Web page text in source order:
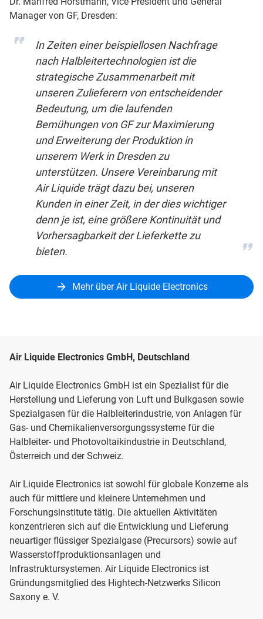
Manager von GF, Dresden:
In Zeiten einer beispiellosen Nachfrage
nach Halbleitertechnologien ist die
strategische Zusammenarbeit mit
unseren Zulieferern von entscheidender
Bedeutung, um die laufenden
Bemühungen von GF zur Maximierung
und Erweiterung der Produktion in
unserem Werk in Dresden zu
unterstützen. Unsere Vereinbarung mit
Air Liquide trägt dazu bei, unseren
Kunden in einer Zeit, in der dies wichtiger
denn je ist, eine größere Kontinuität und
Vorhersagbarkeit der Lieferkette zu
bieten.
Mehr über Air Liquide Electronics
Air Liquide Electronics GmbH, Deutschland
Air Liquide Electronics GmbH ist ein Spezialist für die
Herstellung und Lieferung von Luft und Bulkgasen sowie
Spezialgasen für die Halbleiterindustrie, von Anlagen für
Gas- und Chemikalienversorgungssysteme für die
Halbleiter- und Photovoltaikindustrie in Deutschland,
Österreich und der Schweiz.
Air Liquide Electronics ist sowohl für globale Konzerne als
auch für mittlere und kleinere Unternehmen und
Forschungsinstitute tätig. Die aktuellen Aktivitäten
konzentrieren sich auf die Entwicklung und Lieferung
neuartiger flüssiger Spezialgase (Precursors) sowie auf
Wasserstoffproduktionsanlagen und
Infrastruktursystemen. Air Liquide Electronics ist
Gründungsmitglied des Hightech-Netzwerks Silicon
Saxony e. V.